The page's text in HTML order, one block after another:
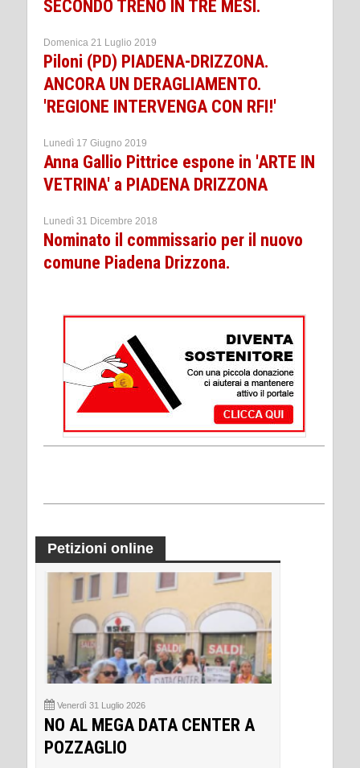
SECONDO TRENO IN TRE MESI.
Domenica 21 Luglio 2019
Piloni (PD) PIADENA-DRIZZONA.
ANCORA UN DERAGLIAMENTO.
'REGIONE INTERVENGA CON RFI!'
Lunedì 17 Giugno 2019
Anna Gallio Pittrice espone in 'ARTE IN
VETRINA' a PIADENA DRIZZONA
Lunedì 31 Dicembre 2018
Nominato il commissario per il nuovo
comune Piadena Drizzona.
Petizioni online
Venerdì 31 Luglio 2026
NO AL MEGA DATA CENTER A
POZZAGLIO